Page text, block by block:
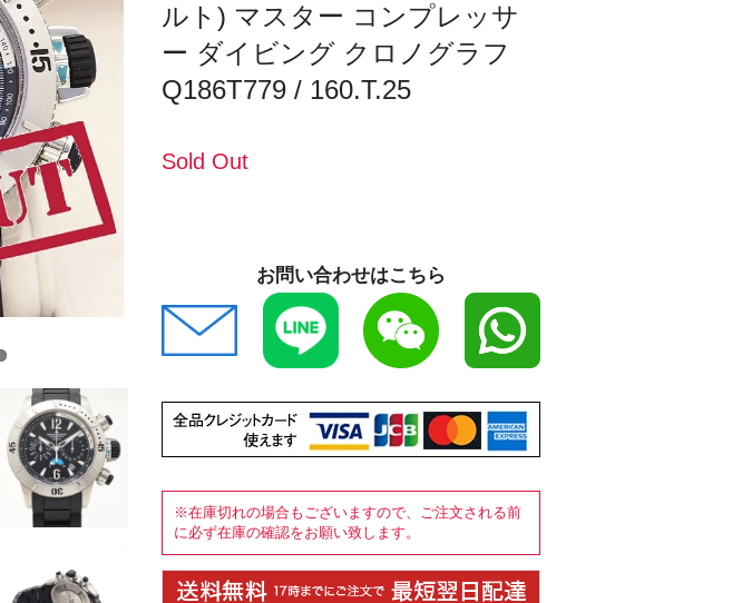
ルト) マスター コンプレッサ
ー ダイビング クロノグラフ
Q186T779 / 160.T.25
Sold Out
お問い合わせはこちら
※在庫切れの場合もございますので、ご注文される前
に必ず在庫の確認をお願い致します。